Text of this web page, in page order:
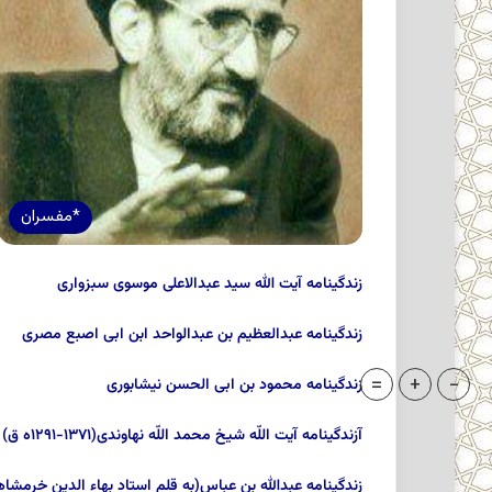
*مفسران
زندگینامه آیت ‏الله سید عبدالاعلى موسوى سبزوارى‏
زندگینامه عبدالعظیم بن عبدالواحد ابن ابى اصبع‏ مصرى
زندگینامه محمود بن ابى الحسن نیشابورى‏
آزندگینامه آیت اللّه شیخ محمد اللّه نهاوندى‏(۱۲۹۱-۱۳۷۱ه ق)
زندگینامه عبدالله بن عباس‏(به قلم استاد بهاء الدین
-
+
=